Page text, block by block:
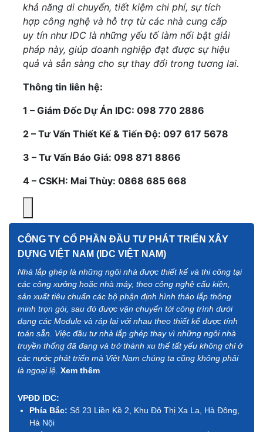
khả năng di chuyển, tiết kiệm chi phí, sự tích
hợp công nghệ và hỗ trợ từ các nhà cung cấp
uy tín như IDC là những yếu tố làm nổi bật giải
pháp này, giúp doanh nghiệp đạt được sự hiệu
quả và sẵn sàng cho sự thay đổi trong tương lai.
Thông tin liên hệ:
1 – Giám Đốc Dự Án IDC: 098 770 2886
2 – Tư Vấn Thiết Kế & Tiến Độ: 097 617 5678
3 – Tư Vấn Báo Giá: 098 871 8866
4 – CSKH: Mai Thùy: 0868 685 668
CÔNG TY CỔ PHẦN ĐẦU TƯ PHÁT TRIỂN XÂY
DỰNG VIỆT NAM (IDC VIỆT NAM)
Nhà lắp ghép là những ngôi nhà được thiết kế và thi công tại
các công xưởng hoặc nhà máy, theo công nghệ cấu kiện,
sản xuất tiêu chuẩn các bộ phận định hình tháo lắp thông
minh trọn gói, sau đó được vận chuyển tới công trình dưới
dạng các Module và ráp lại với nhau theo thiết kế được tính
toán sẵn. Việc đầu tư nhà lắp ghép thay vì những ngôi nhà
truyền thống đã đang và trở thành xu thế tất yếu không chỉ ở
các nước phát triển mà Việt Nam chúng ta cũng không phải
là ngoại lệ. Xem thêm
VPĐD IDC:
Phía Bắc: Số 23 Liền Kề 2, Khu Đô Thị Xa La, Hà Đông,
Hà Nội